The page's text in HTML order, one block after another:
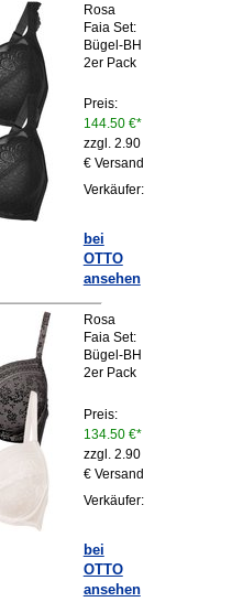
Rosa
Faia Set:
Bügel-BH
2er Pack
Preis:
144.50 €*
zzgl. 2.90
€ Versand
Verkäufer:
bei
OTTO
ansehen
Rosa
Faia Set:
Bügel-BH
2er Pack
Preis:
134.50 €*
zzgl. 2.90
€ Versand
Verkäufer:
bei
OTTO
ansehen